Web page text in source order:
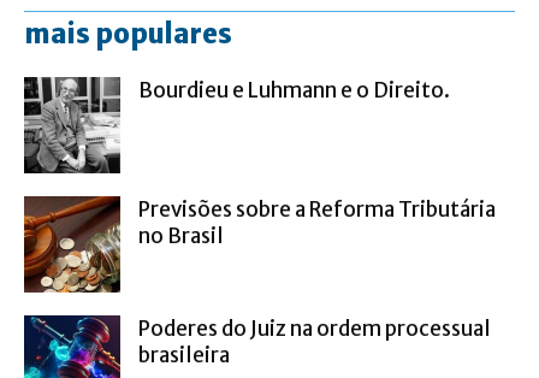
mais populares
Bourdieu e Luhmann e o Direito.
Previsões sobre a Reforma Tributária
no Brasil
Poderes do Juiz na ordem processual
brasileira